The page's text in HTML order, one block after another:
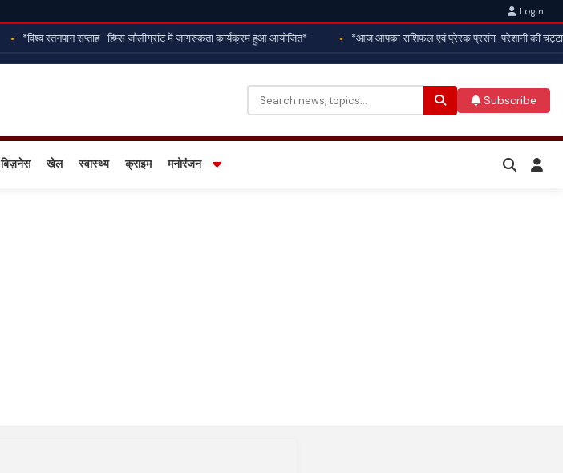
Login
*विश्व स्तनपान सप्ताह- हिम्स जौलीग्रांट में जागरुकता कार्यक्रम हुआ आयोजित* *आज आपका राशिफल एवं प्रेरक प्रसंग-परेशानी की चट्टान*
Search
Subscribe
बिज़नेस खेल स्वास्थ्य क्राइम मनोरंजन